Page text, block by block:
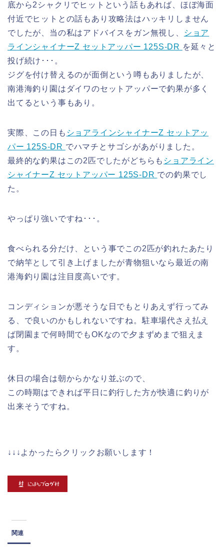
底から2シャクリでヒットという話もあれば、ほぼ海面
付近でヒットとの話もあり攻略法はハッキリしません
でしたが、当の私はアドバイスをガン無視し、
ショア
ラインシャイナーZ セットアッパー 125S-DR を延々と
投げ続け･･･。
ジグを付け替えるのが面倒という噂もありましたが、
南港海釣り園はダイワのセットアッパーで釣果が多く
出てるという事もあり。
実際、この日も ショアラインシャイナーZ セットアッ
パー 125S-DR でハマチとサゴシがあがりました。
最終的な釣果はこの2匹でしたがどちらも ショアライン
シャイナーZ セットアッパー 125S-DR での釣果でし
た。
やっぱり強いですね･･･。
食べられる分だけ、という事でこの2匹が釣れたあたり
で納竿として引き上げましたが青物狙いなら最近の南
港海釣り園は注目度高いです。
コンディションが悪そうな日でもとりあえず行ってみ
る、で良いのかもしれないですね。駐車場代さえ払え
ば閉園まで何時間でもOKなので夕まずめまで狙えま
す。
休日の場合は朝からかなり並ぶので、
この時期はできれば平日に釣行した方が快適に釣りが
出来そうですね。
↓↓↓よかったらクリックお願いします！
関連